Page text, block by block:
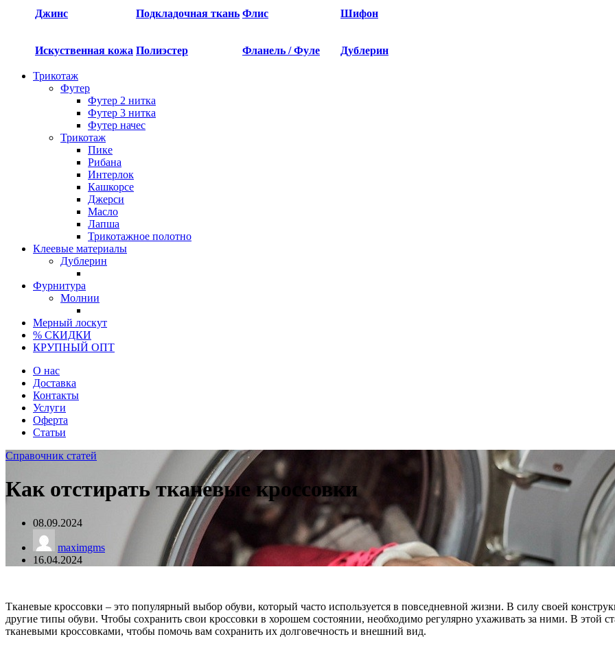
Джинс Подкладочная ткань Флис Шифон
Искуственная кожа Полиэстер Фланель / Фуле Дублерин
Трикотаж
Футер
Футер 2 нитка​
Футер 3 нитка​
Футер начес
Трикотаж
Пике
Рибана
Интерлок
Кашкорсе
Джерси
Масло
Лапша
Трикотажное полотно
Клеевые материалы
Дублерин
Фурнитура
Молнии
Мерный лоскут
% СКИДКИ
КРУПНЫЙ ОПТ
О нас
Доставка
Контакты
Услуги
Оферта
Статьи
Справочник статей
Как отстирать тканевые кроссовки
08.09.2024
maximgms
16.04.2024
Тканевые кроссовки – это популярный выбор обуви, который часто используется в повседневной жизни. В силу своей
другие типы обуви. Чтобы сохранить свои кроссовки в хорошем состоянии, необходимо регулярно ухаживать за ними. В этой
тканевыми кроссовками, чтобы помочь вам сохранить их долговечность и внешний вид.